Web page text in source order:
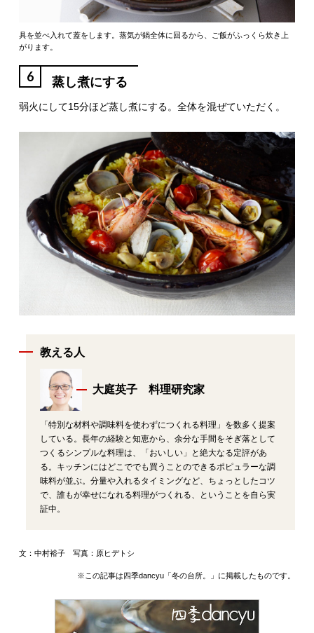
具を並べ入れて蓋をします。蒸気が鍋全体に回るから、ご飯がふっくら炊き上
がります。
6 蒸し煮にする
弱火にして15分ほど蒸し煮にする。全体を混ぜていただく。
教える人
大庭英子 料理研究家
「特別な材料や調味料を使わずにつくれる料理」を数多く提案
している。長年の経験と知恵から、余分な手間をそぎ落として
つくるシンプルな料理は、「おいしい」と絶大なる定評があ
る。キッチンにはどこででも買うことのできるポピュラーな調
味料が並ぶ。分量や入れるタイミングなど、ちょっとしたコツ
で、誰もが幸せになれる料理がつくれる、ということを自ら実
証中。
文：中村裕子 写真：原ヒデトシ
※この記事は四季dancyu「冬の台所。」に掲載したものです。